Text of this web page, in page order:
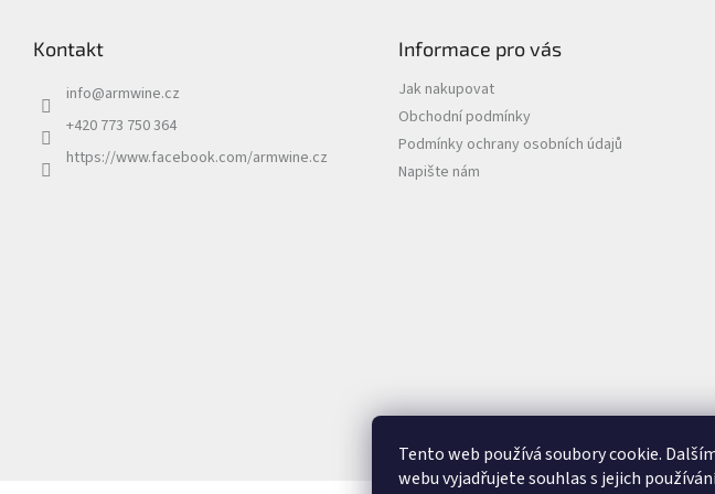
Tento web používá soubory cookie.
webu vyjadřujete souhlas s jejich
Kontakt
info@armwine.cz
+420 773 750 364
https://www.facebook.com/armwine.cz
Informace pro vás
Jak nakupovat
Obchodní podmínky
Podmínky ochrany osobních údajů
Napište nám